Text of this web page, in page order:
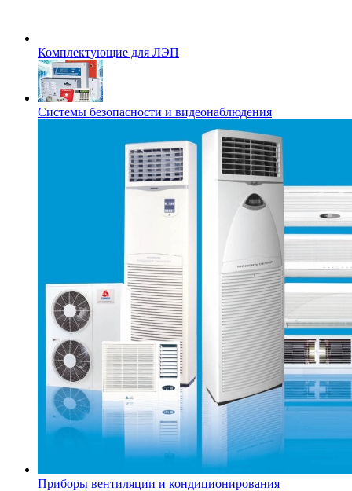
Комплектующие для ЛЭП
Системы безопасности и видеонаблюдения
Приборы вентиляции и кондиционирования